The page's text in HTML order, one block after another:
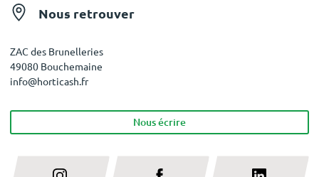
Nous retrouver
ZAC des Brunelleries
49080 Bouchemaine
info@horticash.fr
Nous écrire